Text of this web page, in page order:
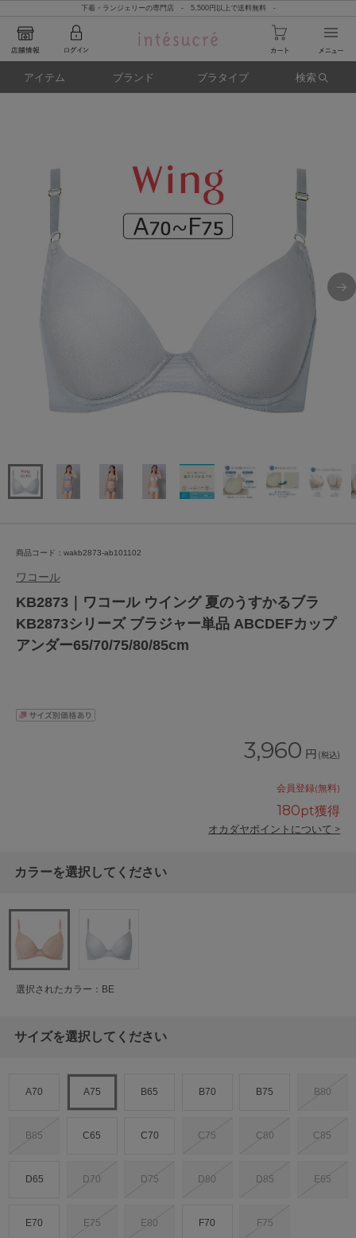
下着・ランジェリーの専門店 - 5,500円以上で送料無料 -
アイテム ブランド ブラタイプ 検索
商品コード：wakb2873-ab101102
ワコール
KB2873｜ワコール ウイング 夏のうすかるブラ
KB2873シリーズ ブラジャー単品 ABCDEFカップ
アンダー65/70/75/80/85cm
3,960 円 (税込)
会員登録(無料)
180pt獲得
オカダヤポイントについて >
カラーを選択してください
選択されたカラー：BE
サイズを選択してください
A70 A75 B65 B70 B75 B80
B85 C65 C70 C75 C80 C85
D65 D70 D75 D80 D85 E65
E70 E75 E80 F70 F75